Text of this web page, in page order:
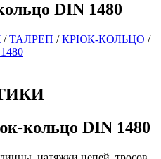
DIN 1480
/ТАЛРЕП /КРЮК-КОЛЬЦО /
кольцо DIN 1480